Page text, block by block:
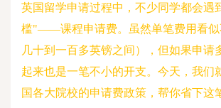
英国留学申请过程中，不少同学都会遇
槛"——课程申请费。虽然单笔费用看似
几十到一百多英镑之间），但如果申请
起来也是一笔不小的开支。今天，我们
国各大院校的申请费政策，帮你省下这